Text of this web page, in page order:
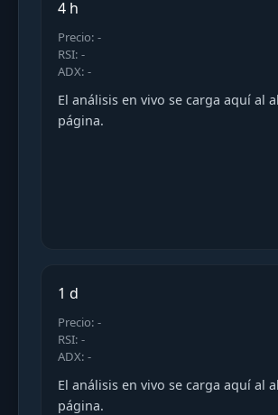
4 h
Precio: -
RSI: -
ADX: -
El análisis en vivo se carga aquí al
página.
1 d
Precio: -
RSI: -
ADX: -
El análisis en vivo se carga aquí al
página.